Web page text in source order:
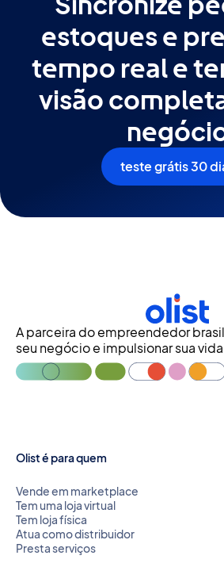
estoques e
tempo real e
visão
teste grátis 30
A parceira do empreendedor
seu negócio e impulsionar sua vida
Olist é para quem
Vende em marketplace
Tem uma loja virtual
Tem loja física
Atua como distribuidor
Presta serviços